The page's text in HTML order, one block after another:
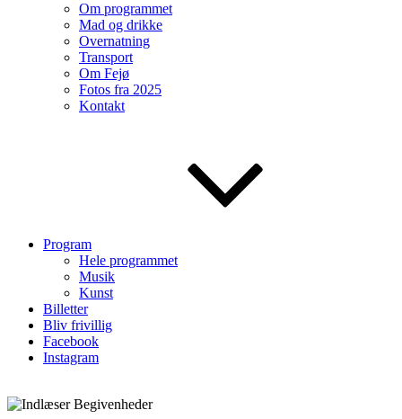
Om programmet
Mad og drikke
Overnatning
Transport
Om Fejø
Fotos fra 2025
Kontakt
Program
Hele programmet
Musik
Kunst
Billetter
Bliv frivillig
Facebook
Instagram